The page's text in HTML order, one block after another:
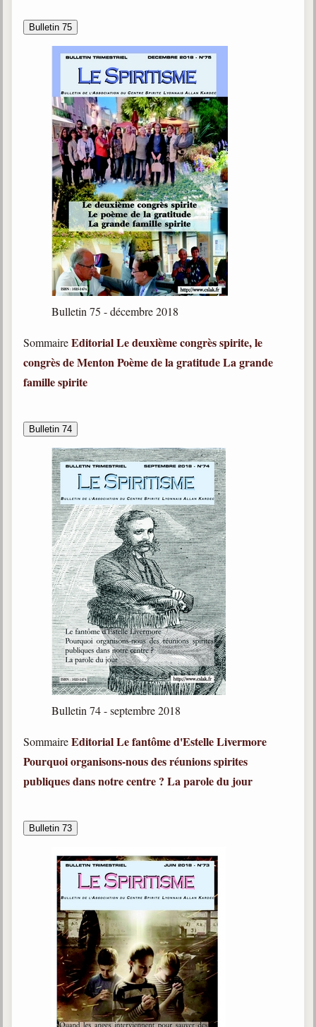
Bulletin 75
Bulletin 75 - décembre 2018
SommaireEditorialLe deuxième congrès spirite, le
congrès de MentonPoème de la gratitudeLa grande
famille spirite
Bulletin 74
Bulletin 74 - septembre 2018
SommaireEditorialLe fantôme d'Estelle Livermore
Pourquoi organisons-nous des réunions spirites
publiques dans notre centre ? La parole du jour
Bulletin 73